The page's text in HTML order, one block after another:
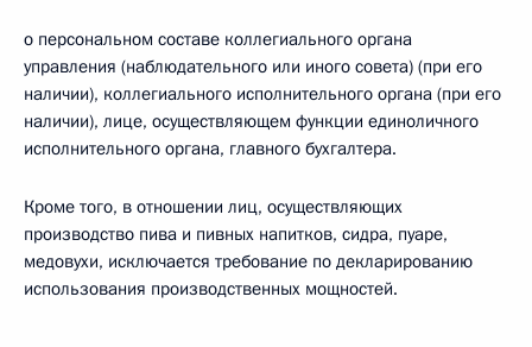
о персональном составе коллегиального органа
управления (наблюдательного или иного совета) (при его
наличии), коллегиального исполнительного органа (при его
наличии), лице, осуществляющем функции единоличного
исполнительного органа, главного бухгалтера.
Кроме того, в отношении лиц, осуществляющих
производство пива и пивных напитков, сидра, пуаре,
медовухи, исключается требование по декларированию
использования производственных мощностей.